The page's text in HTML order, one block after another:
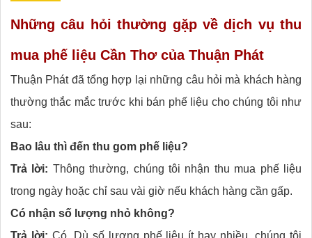
Những câu hỏi thường gặp về dịch vụ thu
mua phế liệu Cần Thơ của Thuận Phát
Thuận Phát đã tổng hợp lại những câu hỏi mà khách hàng
thường thắc mắc trước khi bán phế liệu cho chúng tôi như
sau:
Bao lâu thì đến thu gom phế liệu?
Trả lời: Thông thường, chúng tôi nhận thu mua phế liệu
trong ngày hoặc chỉ sau vài giờ nếu khách hàng cần gấp.
Có nhận số lượng nhỏ không?